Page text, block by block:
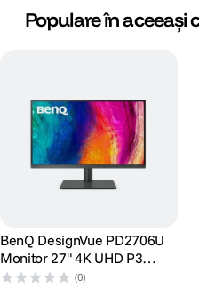
Populare în aceeași
BenQ DesignVue PD2706U
Monitor 27" 4K UHD P3
DisplayHDR 400 USB-C
(0)